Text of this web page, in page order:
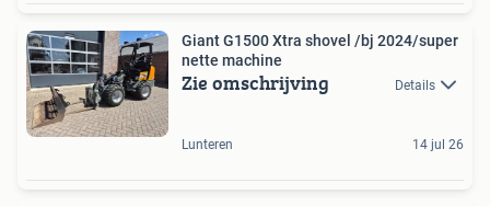
Giant G1500 Xtra shovel /bj 2024/super
nette machine
Zie omschrijving Details
Lunteren 14 jul 26